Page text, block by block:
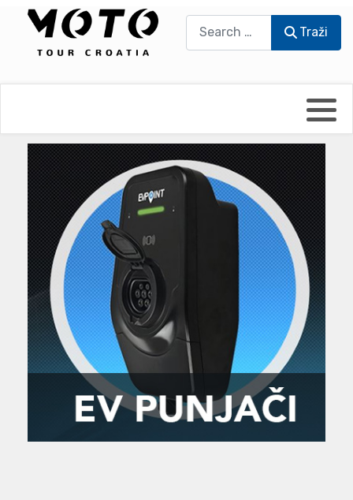
Traži
UmPaDrum
Moto servisi
Impressum
Damir Žerić - ELPASSO
Dario Dinter - Moto TOZ
Igor Kreč - UmPaDrum
Igor Kukec Brmbi
Slaven Gajdek
MTC - Moto Tour Croatia
Moto putopisi
Vikend vožnje
Zanimljivost
Najave i noviteti